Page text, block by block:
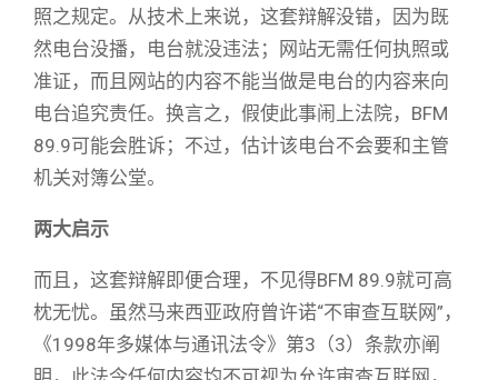
照之规定。从技术上来说，这套辩解没错，因为既
然电台没播，电台就没违法；网站无需任何执照或
准证，而且网站的内容不能当做是电台的内容来向
电台追究责任。换言之，假使此事闹上法院，BFM
89.9可能会胜诉；不过，估计该电台不会要和主管
机关对簿公堂。
两大启示
而且，这套辩解即便合理，不见得BFM 89.9就可高
枕无忧。虽然马来西亚政府曾许诺“不审查互联网”，
《1998年多媒体与通讯法令》第3（3）条款亦阐